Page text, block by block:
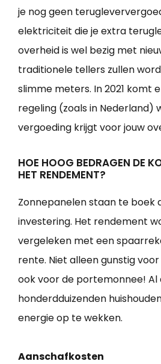
je nog geen
elektriciteit die je extra
overheid is wel bezig met
traditionele tellers zullen
slimme meters. In 2021 komt
regeling (zoals in Nederland)
vergoeding krijgt voor jouw
HOE HOOG BEDRAGEN DE
HET RENDEMENT?
Zonnepanelen staan te boek
investering. Het rendement
vergeleken met een
rente. Niet alleen gunstig
ook voor de portemonnee! Al
honderdduizenden
energie op te wekken.
Aanschafkosten